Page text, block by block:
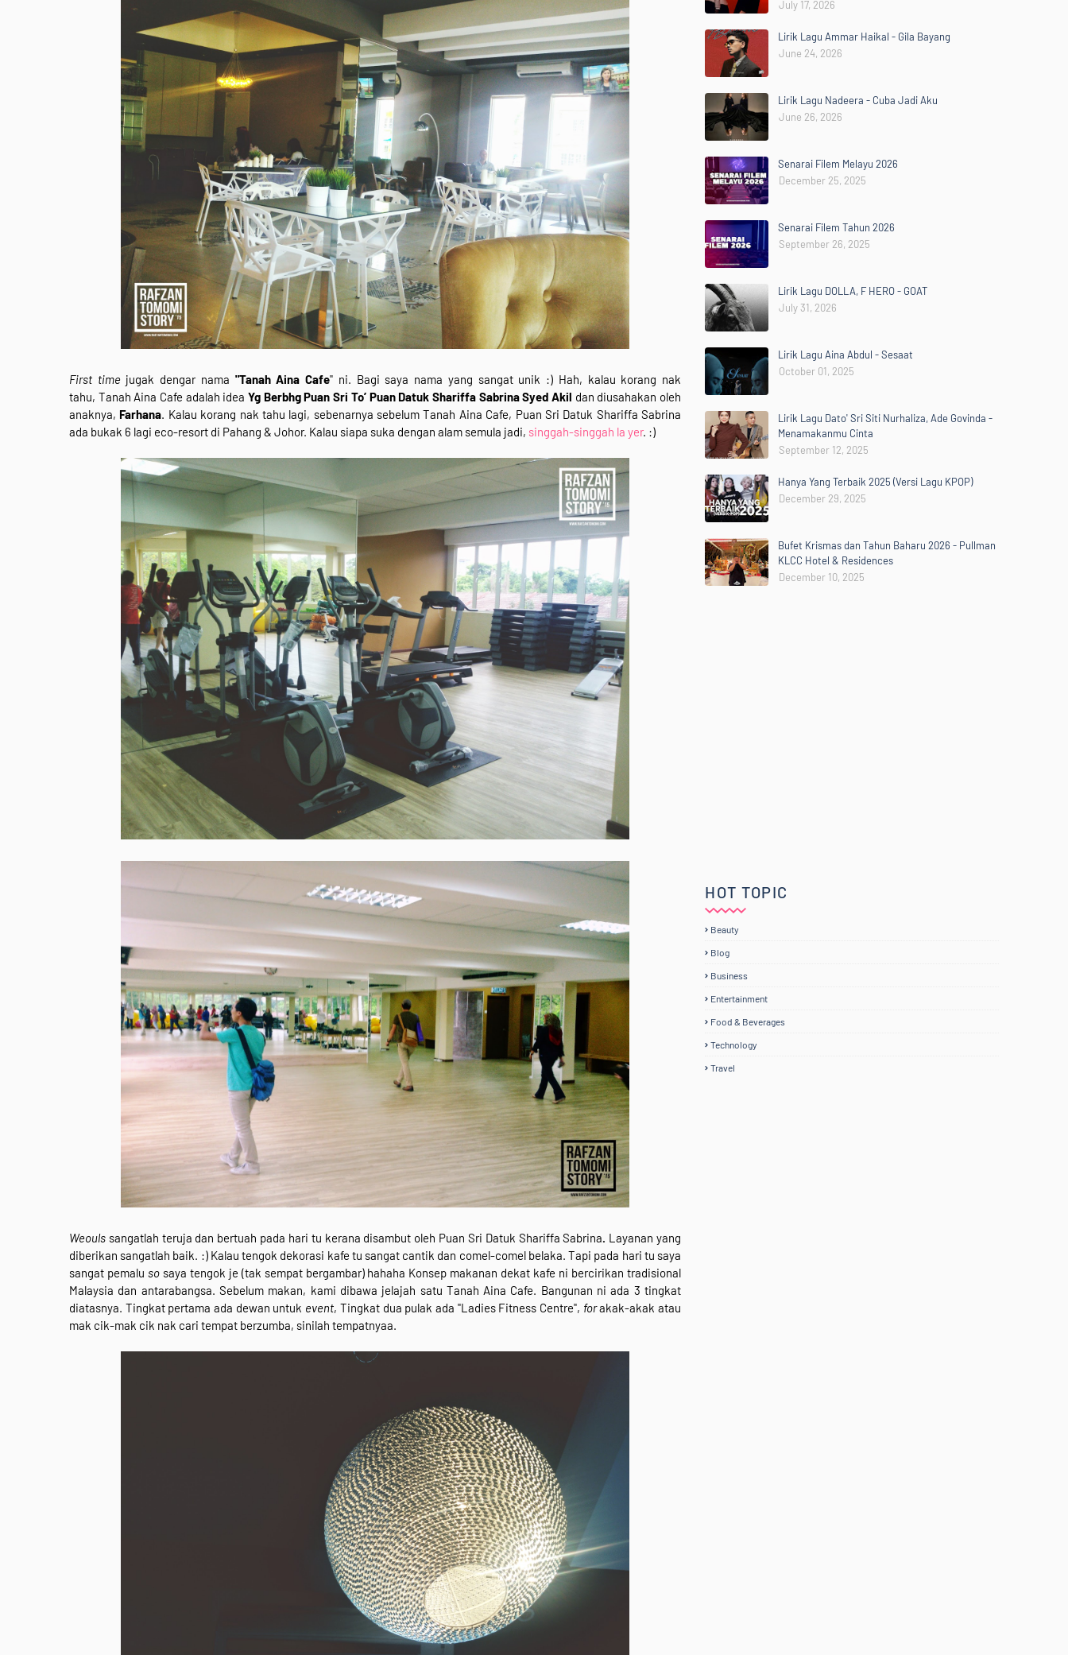
First time jugak dengar nama "Tanah Aina Cafe" ni. Bagi saya nama yang sangat unik :) Hah, kalau korang nak
tahu, Tanah Aina Cafe adalah ideaYg Berbhg Puan Sri To’ Puan Datuk Shariffa Sabrina Syed Akil dan diusahakan oleh
anaknya, Farhana. Kalau korang nak tahu lagi, sebenarnya sebelum Tanah Aina Cafe, Puan Sri Datuk Shariffa Sabrina
ada bukak 6 lagi eco-resort di Pahang & Johor. Kalau siapa suka dengan alam semula jadi, singgah-singgah la yer. :)
Weouls sangatlah teruja dan bertuah pada hari tu kerana disambut oleh Puan Sri Datuk Shariffa Sabrina Layanan yang
diberikan sangatlah baik. :) Kalau tengok dekorasi kafe tu sangat cantik dan comel-comel belaka. Tapi pada hari tu saya
sangat pemalu sosaya tengok je (tak sempat bergambar) hahaha Konsep makanan dekat kafe ni bercirikan tradisional
Malaysia dan antarabangsa. Sebelum makan, kami dibawa jelajah satu Tanah Aina Cafe. Bangunan ni ada 3 tingkat
diatasnya. Tingkat pertama ada dewan untuk event, Tingkat dua pulak ada "Ladies Fitness Centre", forakak-akak atau
mak cik-mak cik nak cari tempat berzumba, sinilah tempatnyaa.
July 17, 2026
Lirik Lagu Ammar Haikal - Gila Bayang
June 24, 2026
Lirik Lagu Nadeera - Cuba Jadi Aku
June 26, 2026
Senarai Filem Melayu 2026
December 25, 2025
Senarai Filem Tahun 2026
September 26, 2025
Lirik Lagu DOLLA, F HERO - GOAT
July 31, 2026
Lirik Lagu Aina Abdul - Sesaat
October 01, 2025
Lirik Lagu Dato' Sri Siti Nurhaliza, Ade Govinda -
Menamakanmu Cinta
September 12, 2025
Hanya Yang Terbaik 2025 (Versi Lagu KPOP)
December 29, 2025
Bufet Krismas dan Tahun Baharu 2026 - Pullman
KLCC Hotel & Residences
December 10, 2025
HOT TOPIC
Beauty
Blog
Business
Entertainment
Food & Beverages
Technology
Travel